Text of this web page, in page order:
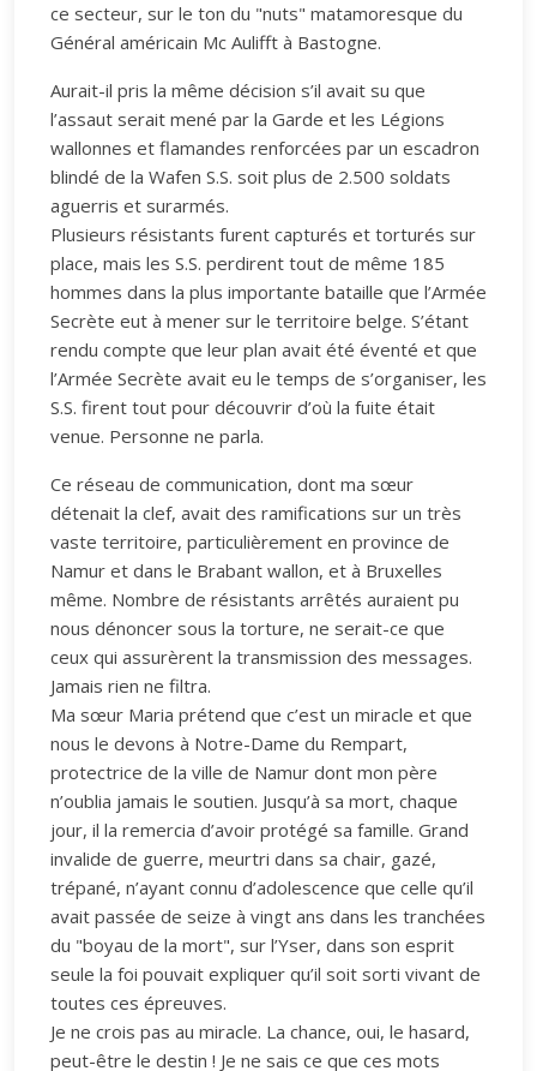
ce secteur, sur le ton du "nuts" matamoresque du
Général américain Mc Aulifft à Bastogne.
Aurait-il pris la même décision s’il avait su que
l’assaut serait mené par la Garde et les Légions
wallonnes et flamandes renforcées par un escadron
blindé de la Wafen S.S. soit plus de 2.500 soldats
aguerris et surarmés.
Plusieurs résistants furent capturés et torturés sur
place, mais les S.S. perdirent tout de même 185
hommes dans la plus importante bataille que l’Armée
Secrète eut à mener sur le territoire belge. S’étant
rendu compte que leur plan avait été éventé et que
l’Armée Secrète avait eu le temps de s’organiser, les
S.S. firent tout pour découvrir d’où la fuite était
venue. Personne ne parla.
Ce réseau de communication, dont ma sœur
détenait la clef, avait des ramifications sur un très
vaste territoire, particulièrement en province de
Namur et dans le Brabant wallon, et à Bruxelles
même. Nombre de résistants arrêtés auraient pu
nous dénoncer sous la torture, ne serait-ce que
ceux qui assurèrent la transmission des messages.
Jamais rien ne filtra.
Ma sœur Maria prétend que c’est un miracle et que
nous le devons à Notre-Dame du Rempart,
protectrice de la ville de Namur dont mon père
n’oublia jamais le soutien. Jusqu’à sa mort, chaque
jour, il la remercia d’avoir protégé sa famille. Grand
invalide de guerre, meurtri dans sa chair, gazé,
trépané, n’ayant connu d’adolescence que celle qu’il
avait passée de seize à vingt ans dans les tranchées
du "boyau de la mort", sur l’Yser, dans son esprit
seule la foi pouvait expliquer qu’il soit sorti vivant de
toutes ces épreuves.
Je ne crois pas au miracle. La chance, oui, le hasard,
peut-être le destin ! Je ne sais ce que ces mots